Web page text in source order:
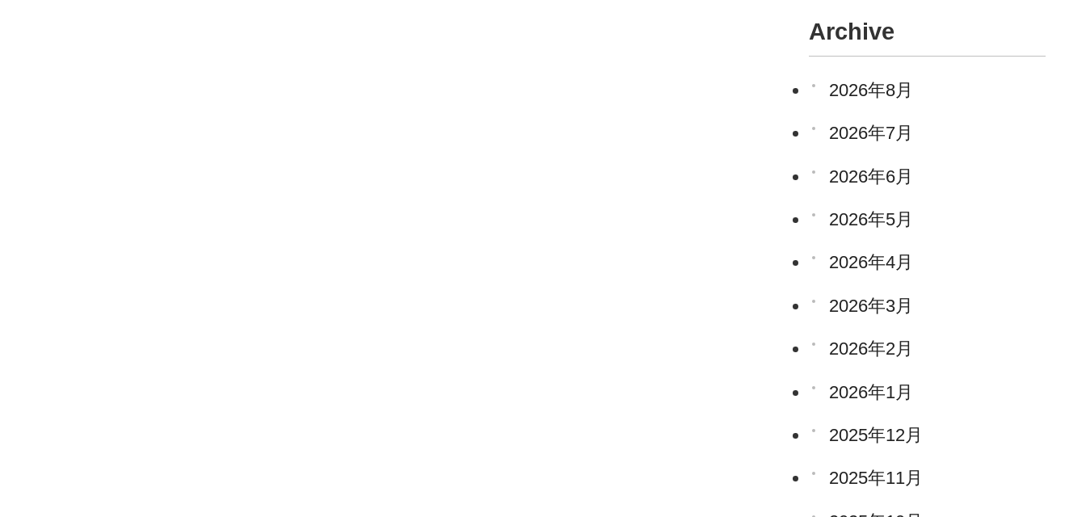
Archive
2026年8月
2026年7月
2026年6月
2026年5月
2026年4月
2026年3月
2026年2月
2026年1月
2025年12月
2025年11月